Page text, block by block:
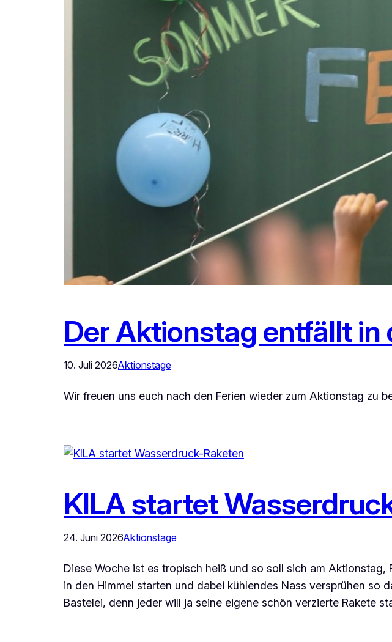
Der Aktionstag entfällt in
10. Juli 2026Aktionstage
Wir freuen uns euch nach den Ferien wieder zum Aktionstag zu
KILA startet
24. Juni 2026Aktionstage
Diese Woche ist es tropisch heiß und so soll sich am
in den Himmel starten und dabei kühlendes Nass versprühen
Bastelei, denn jeder will ja seine eigene schön verzierte Rakete